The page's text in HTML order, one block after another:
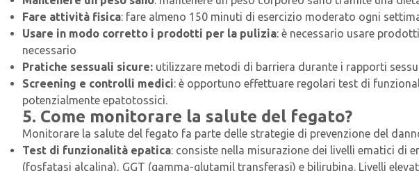
Fare attività fisica: fare almeno 150 minuti di esercizio moderato ogni
Usare in modo corretto i prodotti per la pulizia: è necessario usare
necessario
Pratiche sessuali sicure: utilizzare metodi di barriera durante i rapporti
Screening e controlli medici: è opportuno effettuare regolari test di
potenzialmente epatotossici.
5. Come monitorare la salute del fegato?
Monitorare la salute del fegato fa parte delle strategie di prevenzione del
Test di funzionalità epatica: consiste nella misurazione dei livelli ematici di
(fosfatasi alcalina), GGT (gamma-glutamil transferasi) e bilirubina. Livelli